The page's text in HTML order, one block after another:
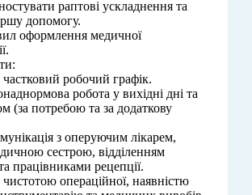
раптові ускладнення та
допомогу.
оформлення медичної
робочий графік.
робота у вихідні дні та
(за потребою та за додаткову
з оперуючим лікарем,
сестрою, відділенням
працівниками рецепції.
операційної, наявністю